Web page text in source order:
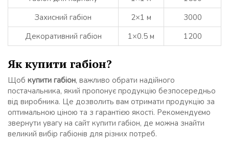
Захисний габіон
2×1 м
3000
Декоративний габіон
1×0.5 м 1200
Як купити габіон?
Щоб купити габіон, важливо обрати надійного
постачальника, який пропонує продукцію безпосередньо
від виробника. Це дозволить вам отримати продукцію за
оптимальною ціною та з гарантією якості. Рекомендуємо
звернути увагу на сайт купити габіон, де можна знайти
великий вибір габіонів для різних потреб.